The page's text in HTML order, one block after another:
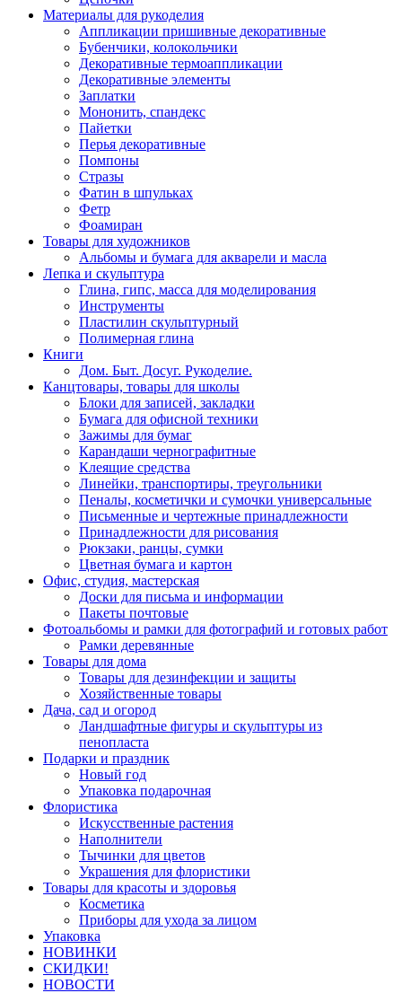
Материалы для рукоделия
Аппликации пришивные декоративные
Бубенчики, колокольчики
Декоративные термоаппликации
Декоративные элементы
Заплатки
Мононить, спандекс
Пайетки
Перья декоративные
Помпоны
Стразы
Фатин в шпульках
Фетр
Фоамиран
Товары для художников
Альбомы и бумага для акварели и масла
Лепка и скульптура
Глина, гипс, масса для моделирования
Инструменты
Пластилин скульптурный
Полимерная глина
Книги
Дом. Быт. Досуг. Рукоделие.
Канцтовары, товары для школы
Блоки для записей, закладки
Бумага для офисной техники
Зажимы для бумаг
Карандаши чернографитные
Клеящие средства
Линейки, транспортиры, треугольники
Пеналы, косметички и сумочки универсальные
Письменные и чертежные принадлежности
Принадлежности для рисования
Рюкзаки, ранцы, сумки
Цветная бумага и картон
Офис, студия, мастерская
Доски для письма и информации
Пакеты почтовые
Фотоальбомы и рамки для фотографий и готовых работ
Рамки деревянные
Товары для дома
Товары для дезинфекции и защиты
Хозяйственные товары
Дача, сад и огород
Ландшафтные фигуры и скульптуры из
пенопласта
Подарки и праздник
Новый год
Упаковка подарочная
Флористика
Искусственные растения
Наполнители
Тычинки для цветов
Украшения для флористики
Товары для красоты и здоровья
Косметика
Приборы для ухода за лицом
Упаковка
НОВИНКИ
СКИДКИ!
НОВОСТИ